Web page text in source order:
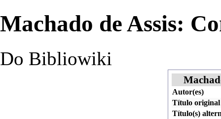
Machado de Assis:
Do Bibliowiki
Autor(es)
Título original
Título(s)